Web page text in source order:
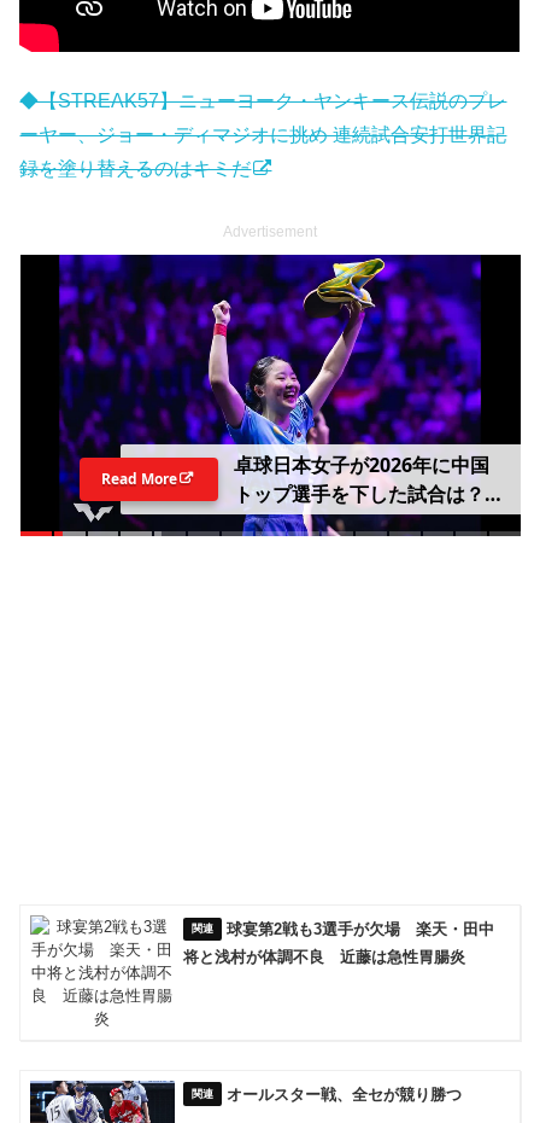
◆【STREAK57】ニューヨーク・ヤンキース伝説のプレ
ーヤー、ジョー・ディマジオに挑め 連続試合安打世界記
録を塗り替えるのはキミだ
Advertisement
卓球日本女子が2026年に中国
トップ選手を下した試合は？
張本美和が王芸迪＆陳幸同を連
Read More
球宴第2戦も3選手が欠場 楽天・田中
将と浅村が体調不良 近藤は急性胃腸炎
オールスター戦、全セが競り勝つ